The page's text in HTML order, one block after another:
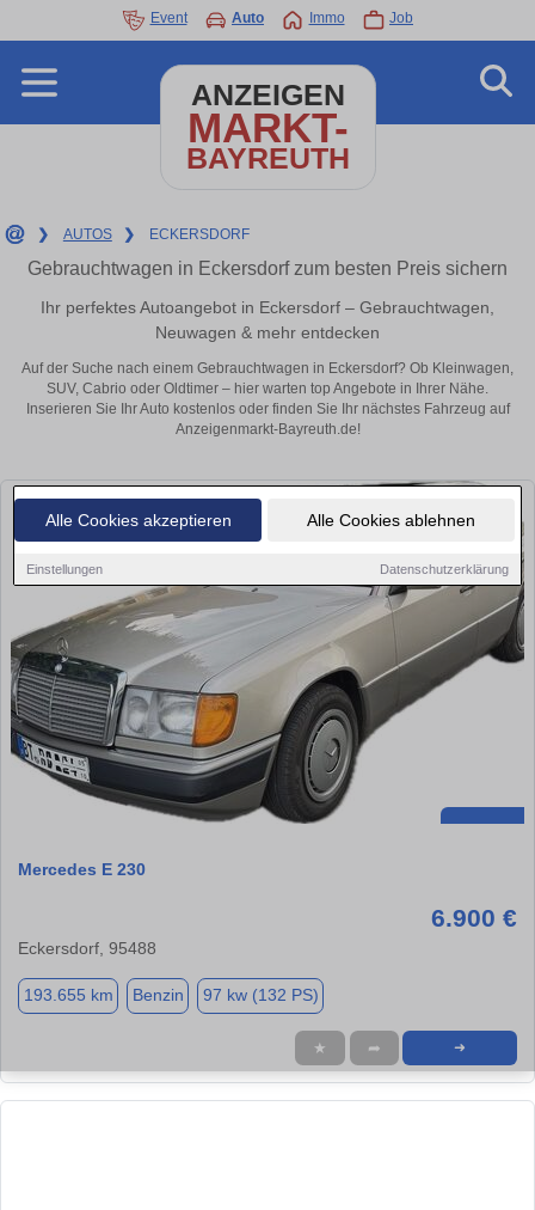
Alle Cookies akzeptieren Alle Cookies ablehnen
Einstellungen Datenschutzerklärung
Event Auto Immo Job
ANZEIGEN
MARKT-
BAYREUTH
❯ AUTOS ❯ ECKERSDORF
Gebrauchtwagen in Eckersdorf zum besten Preis sichern
Ihr perfektes Autoangebot in Eckersdorf – Gebrauchtwagen,
Neuwagen & mehr entdecken
Auf der Suche nach einem Gebrauchtwagen in Eckersdorf? Ob Kleinwagen,
SUV, Cabrio oder Oldtimer – hier warten top Angebote in Ihrer Nähe.
Inserieren Sie Ihr Auto kostenlos oder finden Sie Ihr nächstes Fahrzeug auf
Anzeigenmarkt-Bayreuth.de!
Mercedes E 230
6.900 €
Eckersdorf, 95488
193.655 km Benzin 97 kw (132 PS)
★ ➦ ➜